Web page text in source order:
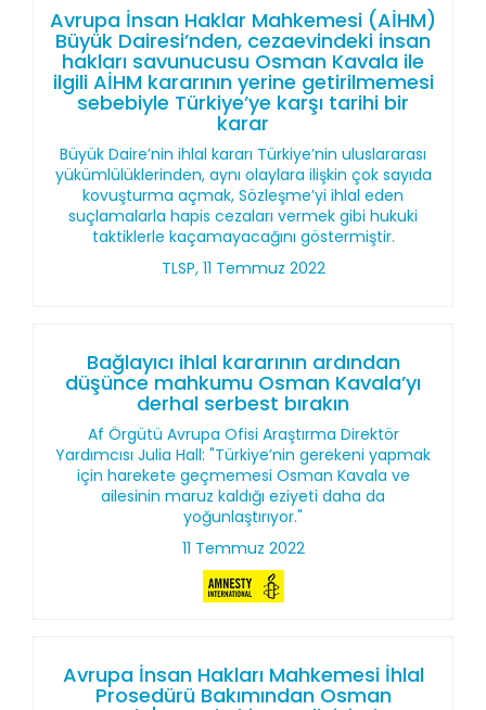
Avrupa İnsan Haklar Mahkemesi (AİHM)
Büyük Dairesi’nden, cezaevindeki insan
hakları savunucusu Osman Kavala ile
ilgili AİHM kararının yerine getirilmemesi
sebebiyle Türkiye’ye karşı tarihi bir
karar
Büyük Daire’nin ihlal kararı Türkiye’nin uluslararası
yükümlülüklerinden, aynı olaylara ilişkin çok sayıda
kovuşturma açmak, Sözleşme’yi ihlal eden
suçlamalarla hapis cezaları vermek gibi hukuki
taktiklerle kaçamayacağını göstermiştir.
TLSP, 11 Temmuz 2022
Bağlayıcı ihlal kararının ardından
düşünce mahkumu Osman Kavala’yı
derhal serbest bırakın
Af Örgütü Avrupa Ofisi Araştırma Direktör
Yardımcısı Julia Hall: "Türkiye’nin gerekeni yapmak
için harekete geçmemesi Osman Kavala ve
ailesinin maruz kaldığı eziyeti daha da
yoğunlaştırıyor."
11 Temmuz 2022
Avrupa İnsan Hakları Mahkemesi İhlal
Prosedürü Bakımından Osman